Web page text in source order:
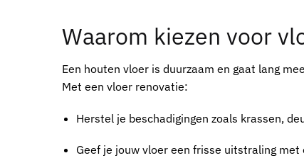
Waarom kiezen voor
Een houten vloer is duurzaam en gaat lang
Met een vloer renovatie:
Herstel je beschadigingen zoals krassen,
Geef je jouw vloer een frisse uitstraling met